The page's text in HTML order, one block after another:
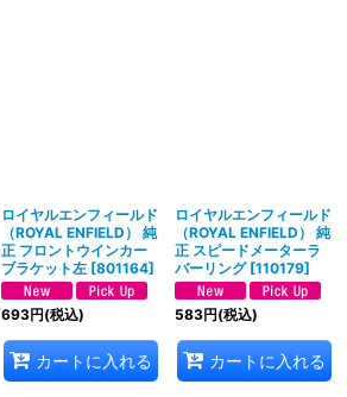
ロイヤルエンフィールド
（ROYAL ENFIELD） 純
正 フロントウインカー
ブラケット左 [801164]
693円(税込)
カートに入れる
ロイヤルエンフィールド
（ROYAL ENFIELD） 純
正 スピードメーターラ
バーリング [110179]
583円(税込)
カートに入れる